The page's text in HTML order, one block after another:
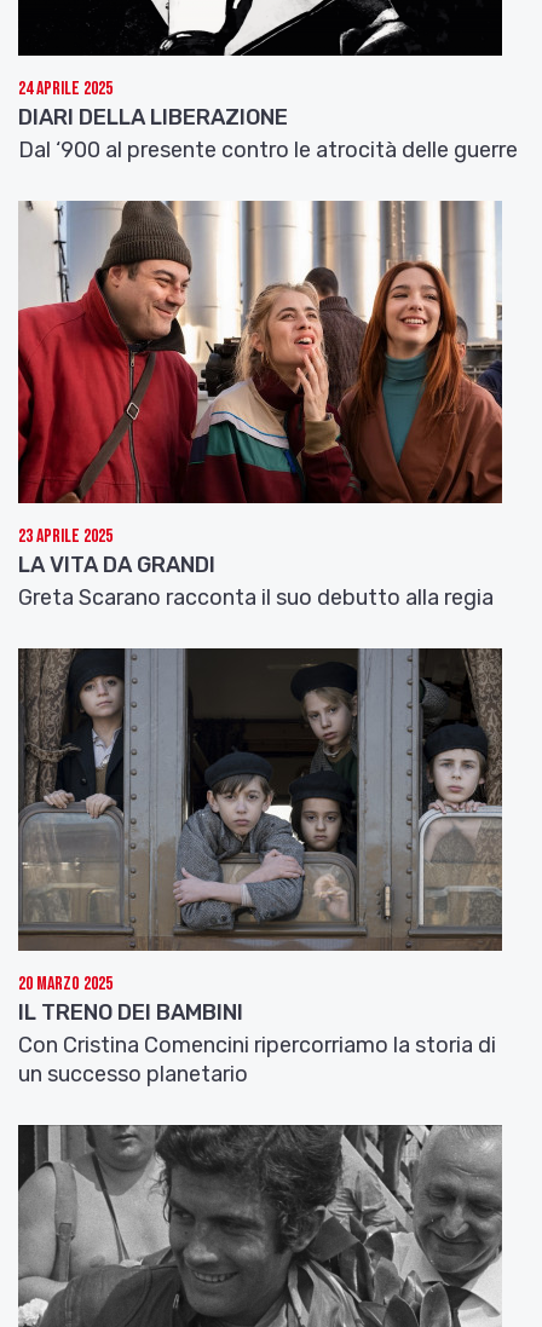
24 Aprile 2025
DIARI DELLA LIBERAZIONE
Dal ‘900 al presente contro le atrocità delle guerre
23 Aprile 2025
LA VITA DA GRANDI
Greta Scarano racconta il suo debutto alla regia
20 Marzo 2025
IL TRENO DEI BAMBINI
Con Cristina Comencini ripercorriamo la storia di
un successo planetario